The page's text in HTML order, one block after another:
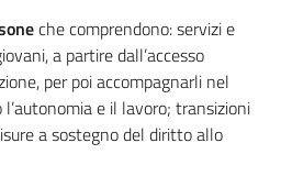
che comprendono: servizi e
a partire dall’accesso
per poi accompagnarli nel
e il lavoro; transizioni
a sostegno del diritto allo